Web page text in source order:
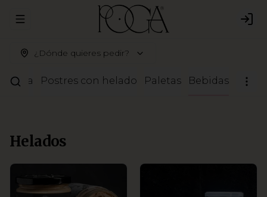
Abrir menu de navegación
¿Dónde quieres pedir?
Postres con helado Paletas Bebidas
Helados